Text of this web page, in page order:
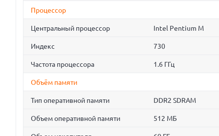
Процессор
Центральный процессор Intel Pentium M
Индекс 730
Частота процессора 1.6 ГГц
Объём памяти
Тип оперативной памяти DDR2 SDRAM
Объем оперативной памяти 512 МБ